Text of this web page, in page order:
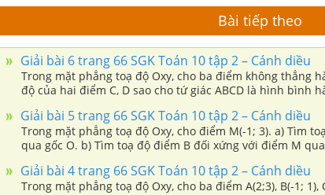
Bài tiếp theo
Giải bài 6 trang 66 SGK Toán 10 tập 2 – Cánh diều
Trong mặt phẳng toạ độ Oxy, cho ba điểm không thẳng
độ của hai điểm C, D sao cho tứ giác ABCD là hình bình
Giải bài 5 trang 66 SGK Toán 10 tập 2 – Cánh diều
Trong mặt phẳng toạ độ Oxy, cho điểm M(-1; 3). a) Tìm toạ độ điểm A đối xứng với điểm M
qua gốc O. b) Tìm toạ độ điểm B đối xứng với điểm M qua trục Ox. c) Tìm toạ độ điểm C đối
Giải bài 4 trang 66 SGK Toán 10 tập 2 – Cánh diều
Trong mặt phẳng toạ độ Oxy, cho ba điểm A(2;3), B(-1; 1),